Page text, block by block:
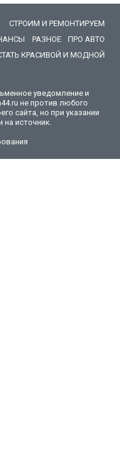
СТРОИМ И РЕМОНТИРУЕМ
РАЗНОЕ
ПРО АВТО
КРАСИВОЙ И МОДНОЙ
уведомление и
не против любого
сайта, но при указании
на источник.